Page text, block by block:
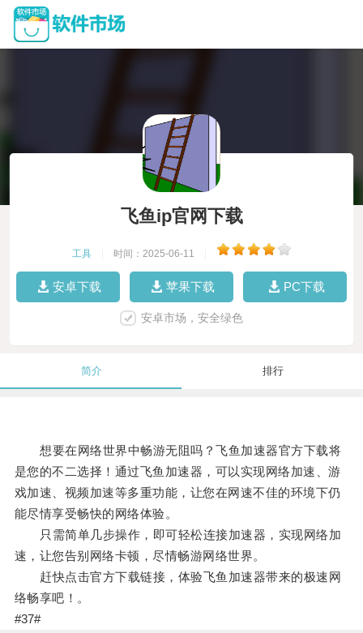
飞鱼ip官网下载
工具 时间：2025-06-11
安卓下载 苹果下载 PC下载
安卓市场，安全绿色
简介 排行
想要在网络世界中畅游无阻吗？飞鱼加速器官方下载将
是您的不二选择！通过飞鱼加速器，可以实现网络加速、游
戏加速、视频加速等多重功能，让您在网速不佳的环境下仍
能尽情享受畅快的网络体验。
只需简单几步操作，即可轻松连接加速器，实现网络加
速，让您告别网络卡顿，尽情畅游网络世界。
赶快点击官方下载链接，体验飞鱼加速器带来的极速网
络畅享吧！。
#37#